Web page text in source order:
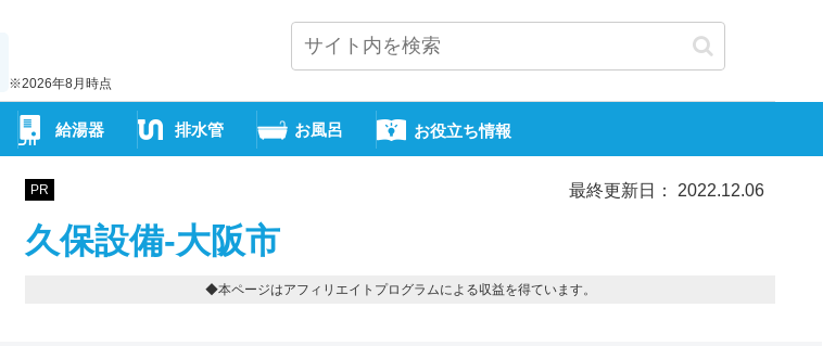
※2026年8月時点
給湯器 排水管 お風呂 お役立ち情報
PR 最終更新日： 2022.12.06
久保設備-大阪市
◆本ページはアフィリエイトプログラムによる収益を得ています。